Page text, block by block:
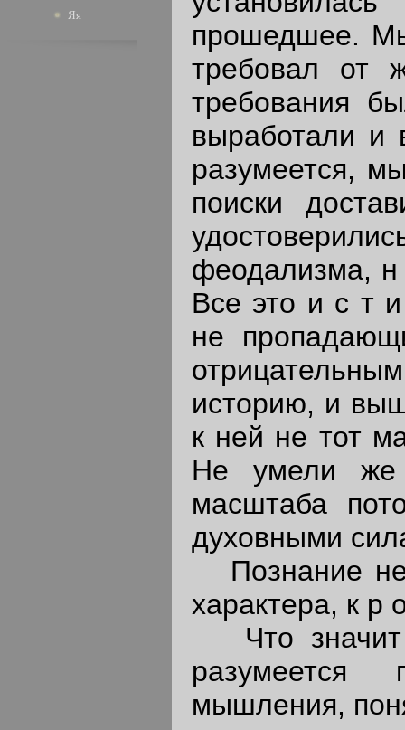
Яя
прошедшее.
требовал от
требования
выработали и
разумеется,
поиски
феодализма, н
Все это и с т
не
историю, и
к ней не тот
Не умели же
масштаба
духовными
Познание не
характера, к р
Что значит
разумеется
мышления,